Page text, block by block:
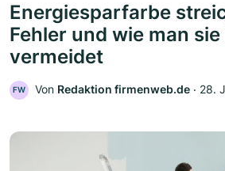
Energiesparfarbe
Fehler und wie man
vermeidet
FW Von Redaktion firmenweb.de ‧ 28.